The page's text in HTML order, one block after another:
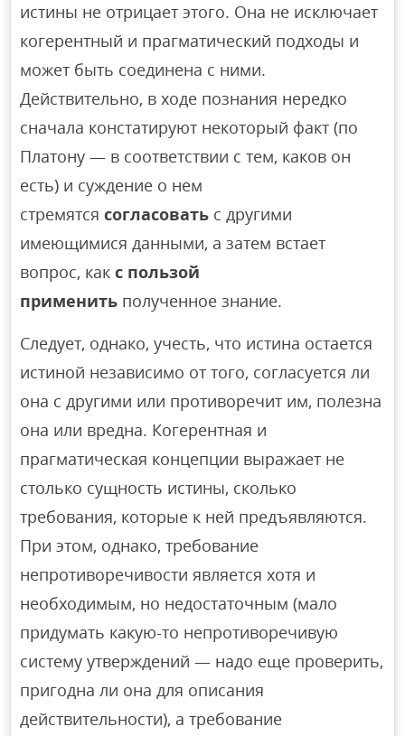
истины не отрицает этого. Она не исключает
когерентный и прагматический подходы и
может быть соединена с ними.
Действительно, в ходе познания нередко
сначала констатируют некоторый факт (по
Платону — в соответствии с тем, каков он
есть) и суждение о нем
стремятсясогласовать с другими
имеющимися данными, а затем встает
вопрос, какс пользой
применить полученное знание.
Следует, однако, учесть, что истина остается
истиной независимо от того, согласуется ли
она с другими или противоречит им, полезна
она или вредна. Когерентная и
прагматическая концепции выражает не
столько сущность истины, сколько
требования, которые к ней предъявляются.
При этом, однако, требование
непротиворечивости является хотя и
необходимым, но недостаточным (мало
придумать какую-то непротиворечивую
систему утверждений — надо еще проверить,
пригодна ли она для описания
действительности), а требование